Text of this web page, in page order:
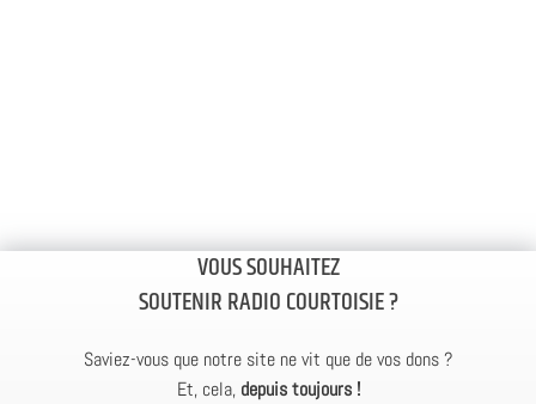
VOUS SOUHAITEZ
SOUTENIR RADIO COURTOISIE ?
Saviez-vous que notre site ne vit que de vos dons ?
Et, cela, depuis toujours !